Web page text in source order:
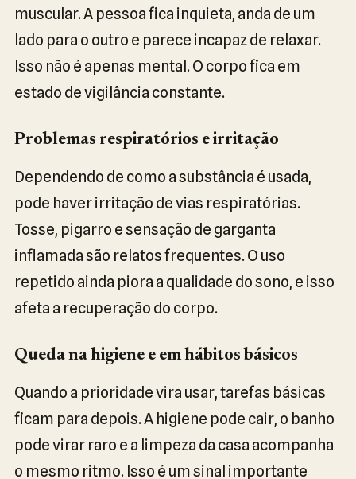
muscular. A pessoa fica inquieta, anda de um
lado para o outro e parece incapaz de relaxar.
Isso não é apenas mental. O corpo fica em
estado de vigilância constante.
Problemas respiratórios e irritação
Dependendo de como a substância é usada,
pode haver irritação de vias respiratórias.
Tosse, pigarro e sensação de garganta
inflamada são relatos frequentes. O uso
repetido ainda piora a qualidade do sono, e isso
afeta a recuperação do corpo.
Queda na higiene e em hábitos básicos
Quando a prioridade vira usar, tarefas básicas
ficam para depois. A higiene pode cair, o banho
pode virar raro e a limpeza da casa acompanha
o mesmo ritmo. Isso é um sinal importante